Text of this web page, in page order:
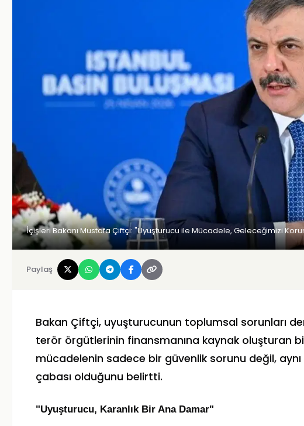
İçişleri Bakanı Mustafa Çiftçi: "Uyuşturucu ile Mücadele, Geleceğimizi
Paylaş
Bakan Çiftçi, uyuşturucunun toplumsal sorunları
terör örgütlerinin finansmanına kaynak oluşturan
mücadelenin sadece bir güvenlik sorunu değil,
çabası olduğunu belirtti.
"Uyuşturucu, Karanlık Bir Ana Damar"